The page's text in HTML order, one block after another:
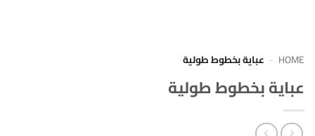
HOME
- عباية بخطوط طولية
عباية بخطوط طولية